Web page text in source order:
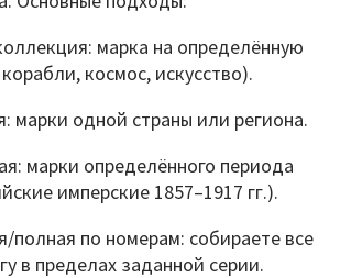
марка на определённую
космос, искусство).
марки одной страны или региона.
марки определённого периода
имперские 1857–1917 гг.).
полная по номерам: собираете все
в пределах заданной серии.